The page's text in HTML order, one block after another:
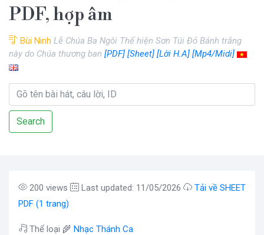
PDF, hợp âm
Bùi Ninh Lễ Chúa Ba Ngôi Thể hiện Sơn Túi Đỏ Bánh trắng
này do Chúa thương ban [PDF] [Sheet] [Lời H.A] [Mp4/Midi]
Search
200 views Last updated: 11/05/2026
Tải về SHEET
PDF (1 trang)
Thể loại 🌾 Nhạc Thánh Ca